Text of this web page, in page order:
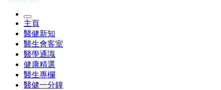
主頁
醫健新知
醫生會客室
醫學通識
健康精選
醫生專欄
醫健一分鐘